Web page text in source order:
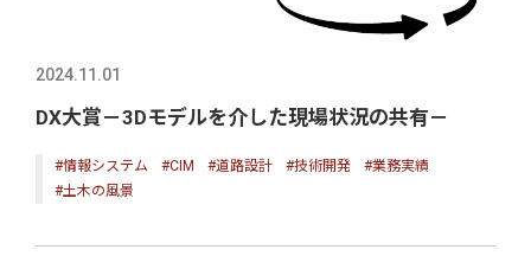
2024.11.01
DX大賞－3Dモデルを介した現場状況の共有－
#情報システム #CIM #道路設計 #技術開発
#業務実績
#土木の風景